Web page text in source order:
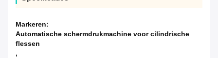
Markeren:
Automatische schermdrukmachine voor cilindrische
flessen
,